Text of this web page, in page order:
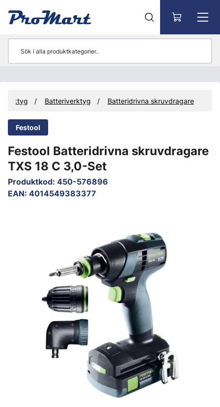
Verktyg Batteriverktyg Batteridrivna skruvdragare
Festool
Festool Batteridrivna skruvdragare
TXS 18 C 3,0-Set
Produktkod: 450-576896
EAN: 4014549383377